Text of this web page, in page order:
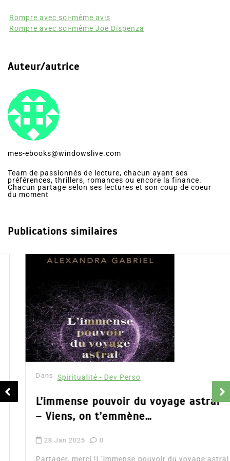
Rompre avec soi-même avis
Rompre avec soi-même Joe Dispenza
Auteur/autrice
mes-ebooks@windowslive.com
Team de passionnés de lecture, chacun ayant ses
préférences, thrillers, romances ou encore la finance.
Chacun partage selon ses lectures et son coup de coeur
du moment
Publications similaires
Spiritualité - Dev Perso
L’immense pouvoir du voyage astral
– Viens, on t’emmène…
28 Jan 2025 0